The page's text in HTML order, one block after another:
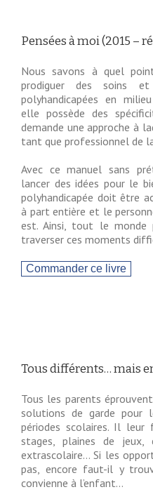
Pensées à moi (2015 –
Nous savons à quel
prodiguer des soins et
polyhandicapées en
elle possède des
demande une approche à
tant que professionnel de
Avec ce manuel sans
lancer des idées pour le
polyhandicapée doit être
à part entière et le
est. Ainsi, tout le monde
traverser ces moments
Tous différents… mais
Tous les parents
solutions de garde pour
périodes scolaires. Il
stages, plaines de jeux,
extrascolaire… Si les
pas, encore faut-il y
convienne à l’enfant…